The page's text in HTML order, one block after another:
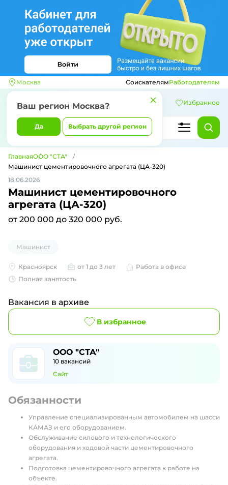
Москва
Ваш регион Москва?
Да Выбрать другой регион
СоискателямРаботодателям
Избранное
ГлавнаяООО "СТА"
Машинист цементировочного агрегата (ЦА-320)
18.06.2026
Машинист цементировочного
агрегата (ЦА-320)
от 200 000 до 320 000 руб.
Машинист
Красноярск от 1 до 3 лет
Работа в офисе
Полная занятость
Вакансия в архиве
В избранное
ООО "СТА"
10 вакансий
Сайт
Обязанности
Управление специализированным автомобилем на шасси
КАМАЗ и его оборудованием.
Обслуживание силового и технологического
оборудования и ходовой части цементировочного
агрегата.
Подготовка цементировочного агрегата к работе на
объекте.